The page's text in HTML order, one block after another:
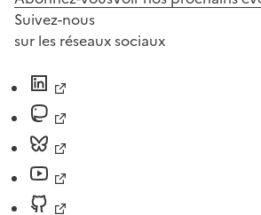
Suivez-nous
sur les réseaux sociaux